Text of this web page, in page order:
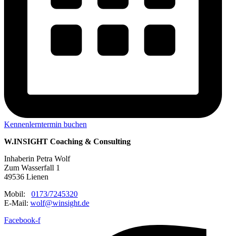
Kennenlerntermin buchen
W.INSIGHT Coaching & Consulting
Inhaberin Petra Wolf
Zum Wasserfall 1
49536 Lienen
Mobil: 0173/7245320
E-Mail: wolf@winsight.de
Facebook-f